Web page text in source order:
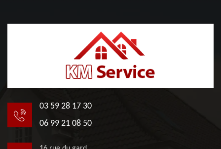
03 59 28 17 30
06 99 21 08 50